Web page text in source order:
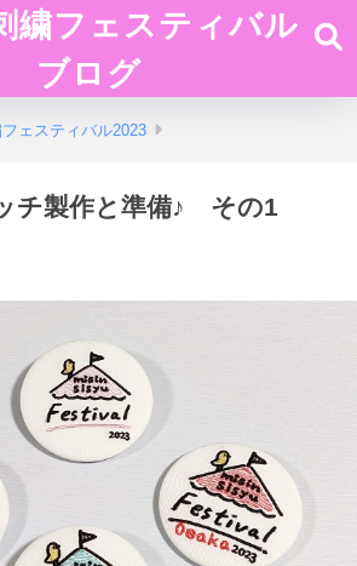
繍フェスティバル
ブログ
フェスティバル2023
チ製作と準備♪ その1